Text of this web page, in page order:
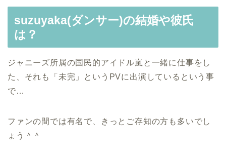
suzuyaka(ダンサー)の結婚や彼氏
は？
ジャニーズ所属の国民的アイドル嵐と一緒に仕事をし
た、それも「未完」というPVに出演しているという事
で…
ファンの間では有名で、きっとご存知の方も多いでし
ょう＾＾